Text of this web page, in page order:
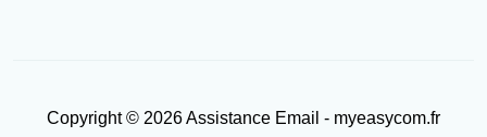
Copyright © 2026 Assistance Email - myeasycom.fr